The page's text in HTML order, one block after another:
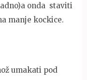
onda staviti
manje kockice.
umakati pod